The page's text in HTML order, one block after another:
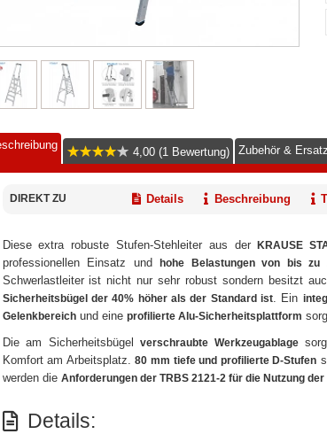
4,00 (1 Bewertung) Zubehör &
DIREKT ZU Details Beschreibung
Diese extra robuste Stufen-Stehleiter aus derKRAUSE
professionellen Einsatz undhohe Belastungen von bis zu
Schwerlastleiter ist nicht nur sehr robust sondern besitzt
Sicherheitsbügel der 40% höher als der Standard ist. Ein
Gelenkbereichund eine profilierte Alu-Sicherheitsplattform
Die am Sicherheitsbügel verschraubte Werkzeugablage
Komfort am Arbeitsplatz.80 mm tiefe und profilierte D-Stufen
werden die Anforderungen der TRBS 2121-2 für die Nutzung
Details: